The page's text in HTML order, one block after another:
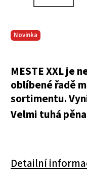
MESTE XXL je
oblíbené řadě
sortimentu.
Velmi tuhá
Detailní
Novinka